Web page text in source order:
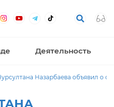
Деятельность
Назарбаева объявил о